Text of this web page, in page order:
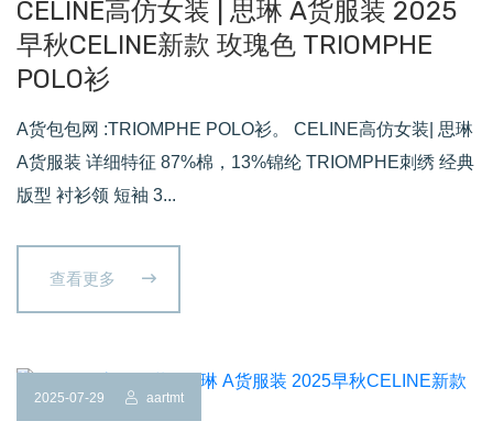
CELINE高仿女装 | 思琳 A货服装 2025
早秋CELINE新款 玫瑰色 TRIOMPHE
POLO衫
A货包包网 :TRIOMPHE POLO衫。 CELINE高仿女装| 思琳
A货服装 详细特征 87%棉，13%锦纶 TRIOMPHE刺绣 经典
版型 衬衫领 短袖 3...
查看更多
2025-07-29 aartmt